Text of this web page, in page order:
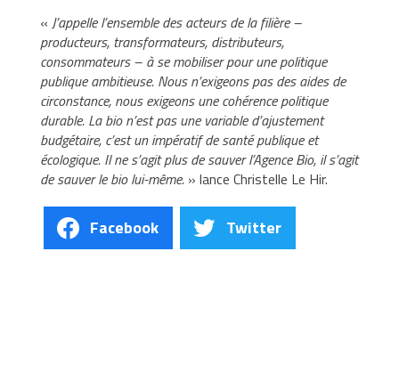
« J’appelle l’ensemble des acteurs de la filière –
producteurs, transformateurs, distributeurs,
consommateurs – à se mobiliser pour une politique
publique ambitieuse. Nous n’exigeons pas des aides de
circonstance, nous exigeons une cohérence politique
durable. La bio n’est pas une variable d’ajustement
budgétaire, c’est un impératif de santé publique et
écologique. Il ne s’agit plus de sauver l’Agence Bio, il s’agit
de sauver le bio lui-même.» lance Christelle Le Hir.
Facebook Twitter